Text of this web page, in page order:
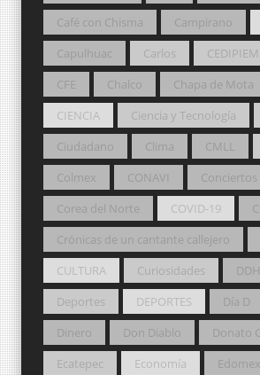
Café con Chisma
Campirano
Capulhuac
Carlos CEDIPIEM
CFE
Chalco Chapa de Mota
CIENCIA
Ciencia y Tecnología
Ciudadano
Clima CMLL
Colmex
CONAVI Conciertos
Corea del Norte
COVID-19
Crónicas de un cantante callejero
CULTURA
Curiosidades
Deportes
DEPORTES Día D
Dinero
Don Diablo Donato
Ecatepec
Economía